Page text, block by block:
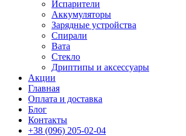
Испарители
Аккумуляторы
Зарядные устройства
Спирали
Вата
Стекло
Дриптипы и аксессуары
Акции
Главная
Оплата и доставка
Блог
Контакты
+38 (096) 205-02-04